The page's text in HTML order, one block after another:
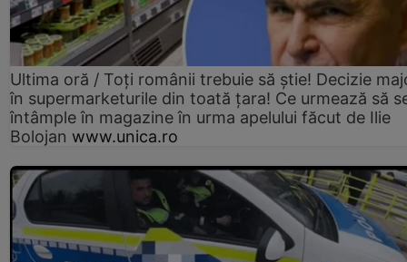
Ultima oră / Toți românii trebuie să știe! Decizie
în supermarketurile din toată țara! Ce urmează să
întâmple în magazine în urma apelului făcut de Ilie
Bolojan www.unica.ro